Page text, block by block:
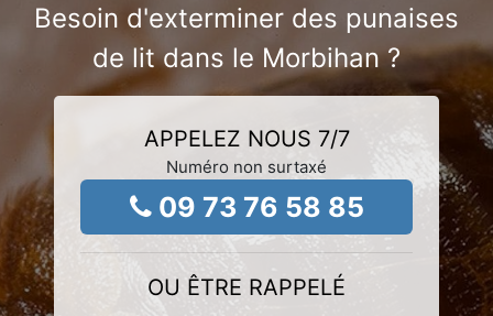
Besoin d'exterminer des punaises
de lit dans le Morbihan ?
APPELEZ NOUS 7/7
Numéro non surtaxé
09 73 76 58 85
OU ÊTRE RAPPELÉ